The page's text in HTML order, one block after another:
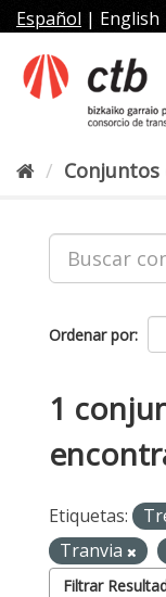
al
contenido
Español | English
Ordenar por
1
Etiquetas:
Tranvia
Filtrar